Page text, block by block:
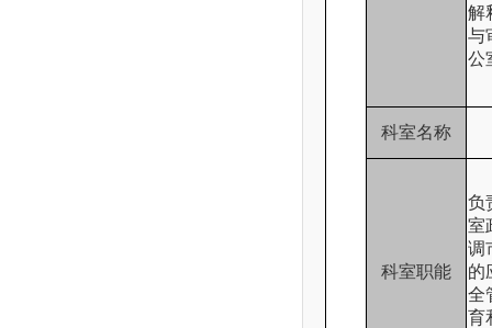
解
与
公
科室名称
科室职能
负
室
调
的
全
育